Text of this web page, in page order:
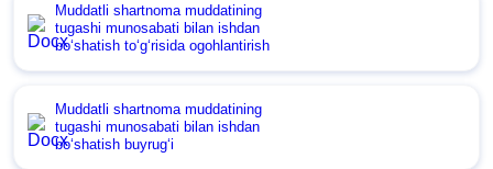
Muddatli shartnoma muddatining
tugashi munosabati bilan ishdan
boʻshatish toʻgʻrisida ogohlantirish
Muddatli shartnoma muddatining
tugashi munosabati bilan ishdan
boʻshatish buyrugʻi